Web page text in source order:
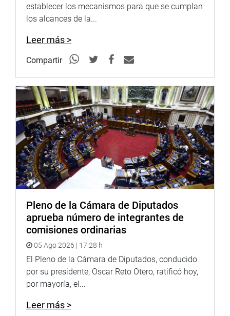
establecer los mecanismos para que se cumplan
los alcances de la...
Leer más >
Compartir
Pleno de la Cámara de Diputados
aprueba número de integrantes de
comisiones ordinarias
05 Ago 2026 | 17:28 h
El Pleno de la Cámara de Diputados, conducido
por su presidente, Oscar Reto Otero, ratificó hoy,
por mayoría, el...
Leer más >